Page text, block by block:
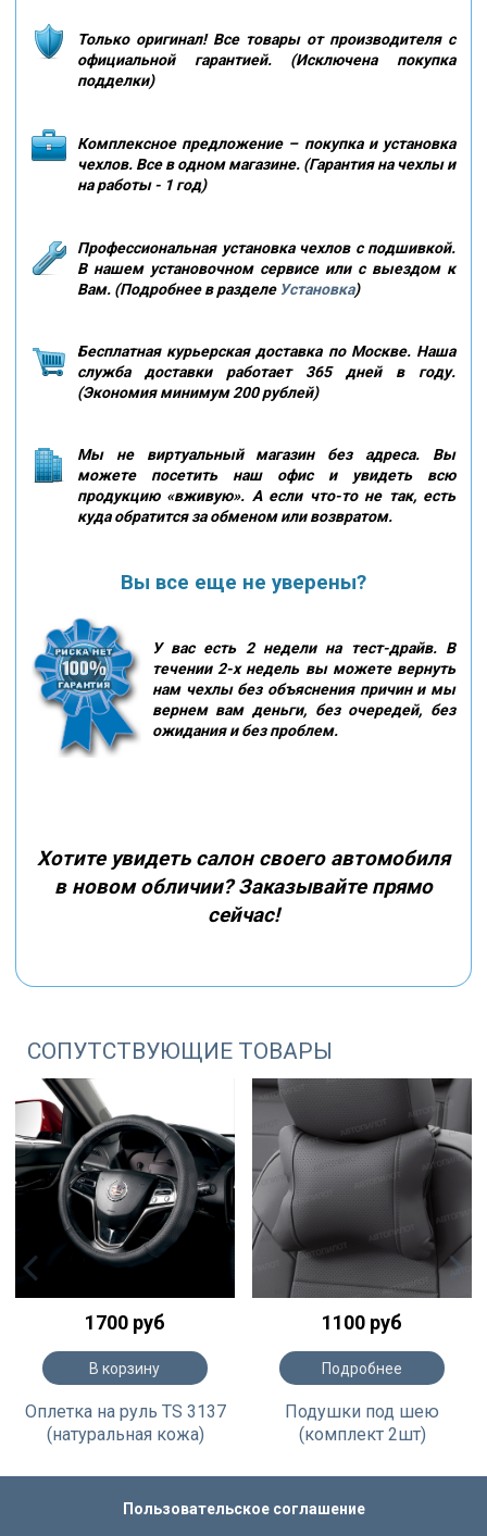
Только оригинал! Все товары от производителя с
официальной гарантией. (Исключена покупка
подделки)
Комплексное предложение – покупка и установка
чехлов. Все в одном магазине. (Гарантия на чехлы и
на работы - 1 год)
Профессиональная установка чехлов с подшивкой.
В нашем установочном сервисе или с выездом к
Вам. (Подробнее в разделе Установка)
Бесплатная курьерская доставка по Москве. Наша
служба доставки работает 365 дней в году.
(Экономия минимум 200 рублей)
Мы не виртуальный магазин без адреса. Вы
можете посетить наш офис и увидеть всю
продукцию «вживую». А если что-то не так, есть
куда обратится за обменом или возвратом.
Вы все еще не уверены?
У вас есть 2 недели на тест-драйв. В
течении 2-х недель вы можете вернуть
нам чехлы без объяснения причин и мы
вернем вам деньги, без очередей, без
ожидания и без проблем.
Хотите увидеть салон своего автомобиля
в новом обличии? Заказывайте прямо
сейчас!
СОПУТСТВУЮЩИЕ ТОВАРЫ
1700 руб
В корзину
Оплетка на руль TS 3137
(натуральная кожа)
1100 руб
Подробнее
Подушки под шею
(комплект 2шт)
Пользовательское соглашение